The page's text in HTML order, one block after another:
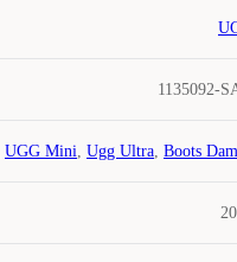
1135092-
UGG Mini, Ugg Ultra, Boots